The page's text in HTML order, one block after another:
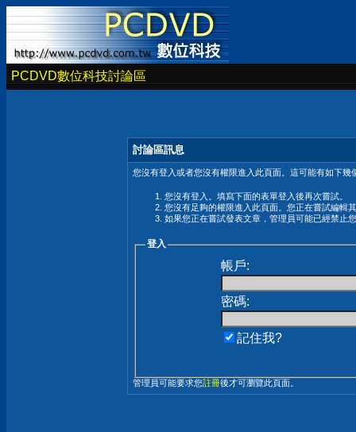
PCDVD數位科技討論區
討論區訊息
您沒有登入或者您沒有權限進入此頁面。這可能有如下幾
您沒有登入。填寫下面的表單登入後再次嘗試。
您沒有足夠的權限進入此頁面。您正在嘗試編輯
如果您正在嘗試發表文章，管理員可能已經禁止
登入
帳戶:
密碼:
記住我?
管理員可能要求您註冊後才可瀏覽此頁面。